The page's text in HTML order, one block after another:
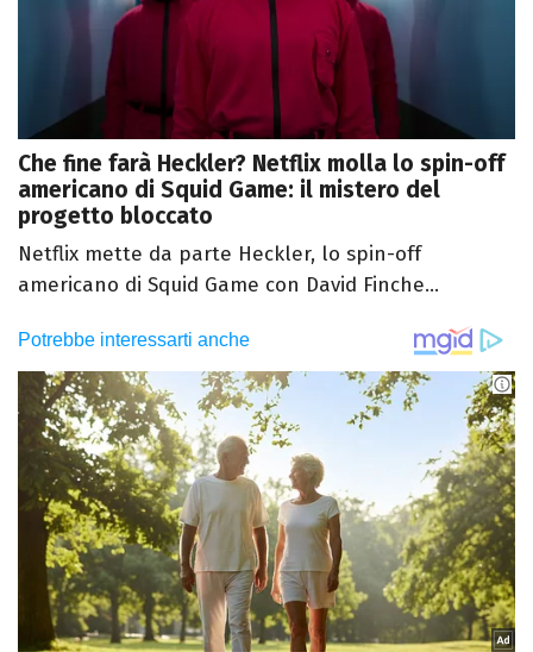
Che fine farà Heckler? Netflix molla lo spin-off
americano di Squid Game: il mistero del
progetto bloccato
Netflix mette da parte Heckler, lo spin-off
americano di Squid Game con David Finche...